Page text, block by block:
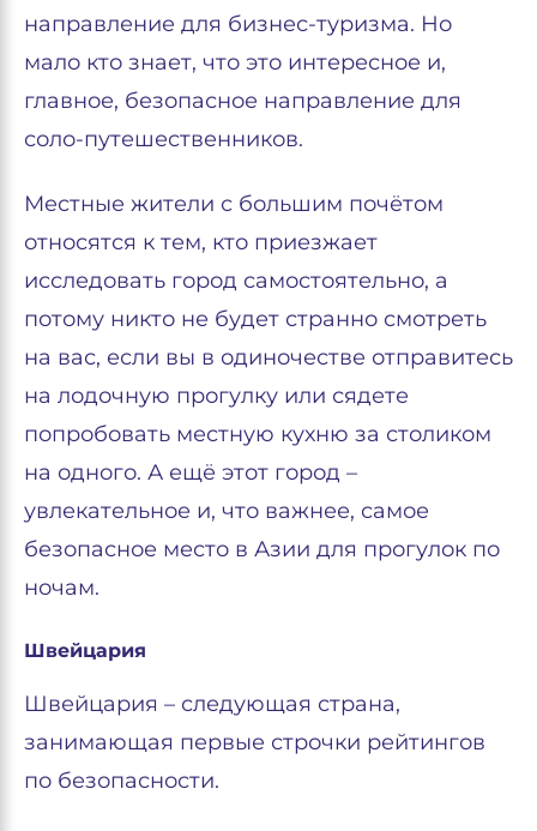
направление для бизнес-туризма. Но
мало кто знает, что это интересное и,
главное, безопасное направление для
соло-путешественников.
Местные жители с большим почётом
относятся к тем, кто приезжает
исследовать город самостоятельно, а
потому никто не будет странно смотреть
на вас, если вы в одиночестве отправитесь
на лодочную прогулку или сядете
попробовать местную кухню за столиком
на одного. А ещё этот город –
увлекательное и, что важнее, самое
безопасное место в Азии для прогулок по
ночам.
Швейцария
Швейцария – следующая страна,
занимающая первые строчки рейтингов
по безопасности.